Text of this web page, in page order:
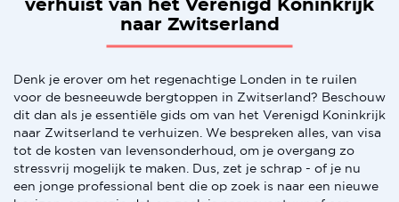
verhuist van het Verenigd Koninkrijk
naar Zwitserland
Denk je erover om het regenachtige Londen in te ruilen
voor de besneeuwde bergtoppen in Zwitserland? Beschouw
dit dan als je essentiële gids om van het Verenigd Koninkrijk
naar Zwitserland te verhuizen. We bespreken alles, van visa
tot de kosten van levensonderhoud, om je overgang zo
stressvrij mogelijk te maken. Dus, zet je schrap - of je nu
een jonge professional bent die op zoek is naar een nieuwe